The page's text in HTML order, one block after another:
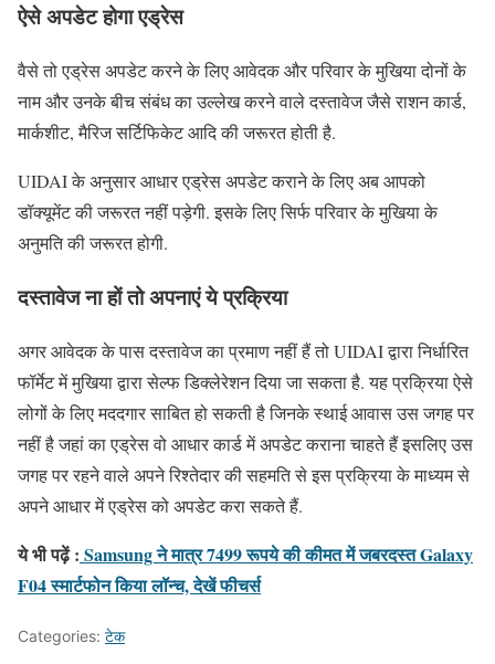
ऐसे अपडेट होगा एड्रेस
वैसे तो एड्रेस अपडेट करने के लिए आवेदक और परिवार के मुखिया दोनों के
नाम और उनके बीच संबंध का उल्लेख करने वाले दस्तावेज जैसे राशन कार्ड,
मार्कशीट, मैरिज सर्टिफिकेट आदि की जरूरत होती है.
UIDAI के अनुसार आधार एड्रेस अपडेट कराने के लिए अब आपको
डॉक्यूमेंट की जरूरत नहीं पड़ेगी. इसके लिए सिर्फ परिवार के मुखिया के
अनुमति की जरूरत होगी.
दस्तावेज ना हों तो अपनाएं ये प्रक्रिया
अगर आवेदक के पास दस्तावेज का प्रमाण नहीं हैं तो UIDAI द्वारा निर्धारित
फॉर्मेट में मुखिया द्वारा सेल्फ डिक्लेरेशन दिया जा सकता है. यह प्रक्रिया ऐसे
लोगों के लिए मददगार साबित हो सकती है जिनके स्थाई आवास उस जगह पर
नहीं है जहां का एड्रेस वो आधार कार्ड में अपडेट कराना चाहते हैं इसलिए उस
जगह पर रहने वाले अपने रिश्तेदार की सहमति से इस प्रक्रिया के माध्यम से
अपने आधार में एड्रेस को अपडेट करा सकते हैं.
ये भी पढ़ें : Samsung ने मात्र 7499 रूपये की कीमत में जबरदस्त Galaxy
F04 स्मार्टफोन किया लॉन्च, देखें फीचर्स
Categories: टेक